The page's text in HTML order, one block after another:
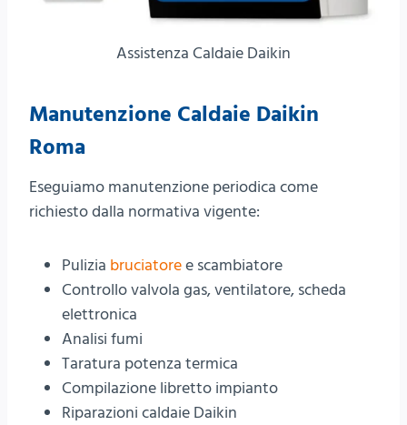
Assistenza Caldaie Daikin
Manutenzione Caldaie Daikin
Roma
Eseguiamo manutenzione periodica come
richiesto dalla normativa vigente:
Pulizia bruciatoree scambiatore
Controllo valvola gas, ventilatore, scheda
elettronica
Analisi fumi
Taratura potenza termica
Compilazione libretto impianto
Riparazioni caldaie Daikin